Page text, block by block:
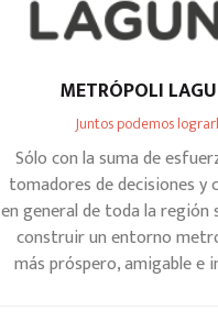
METRÓPOLI
Juntos podemos
Sólo con la suma de
tomadores de decisiones y
en general de toda la región
construir un entorno
más próspero, amigable e